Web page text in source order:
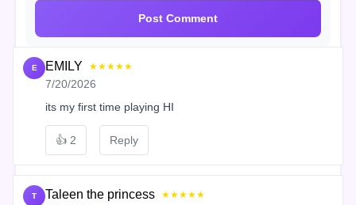
Post Comment
E EMILY ★★★★★
7/20/2026
its my first time playing HI
👍 2 Reply
T Taleen the princess ★★★★★